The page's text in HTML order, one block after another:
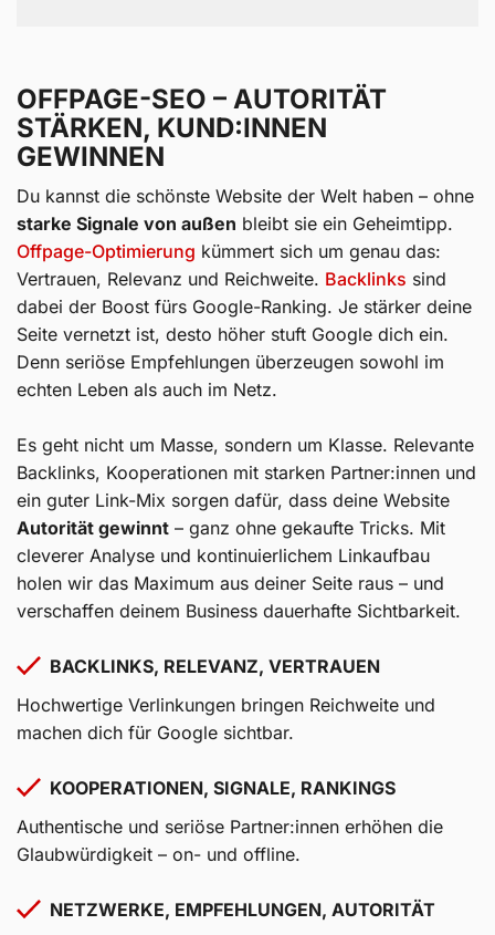
OFFPAGE-SEO – AUTORITÄT
STÄRKEN, KUND:INNEN
GEWINNEN
Du kannst die schönste Website der Welt haben – ohne
starke Signale von außen bleibt sie ein Geheimtipp.
Offpage-Optimierung kümmert sich um genau das:
Vertrauen, Relevanz und Reichweite. Backlinks sind
dabei der Boost fürs Google-Ranking. Je stärker deine
Seite vernetzt ist, desto höher stuft Google dich ein.
Denn seriöse Empfehlungen überzeugen sowohl im
echten Leben als auch im Netz.
Es geht nicht um Masse, sondern um Klasse. Relevante
Backlinks, Kooperationen mit starken Partner:innen und
ein guter Link-Mix sorgen dafür, dass deine Website
Autorität gewinnt – ganz ohne gekaufte Tricks. Mit
cleverer Analyse und kontinuierlichem Linkaufbau
holen wir das Maximum aus deiner Seite raus – und
verschaffen deinem Business dauerhafte Sichtbarkeit.
BACKLINKS, RELEVANZ, VERTRAUEN
Hochwertige Verlinkungen bringen Reichweite und
machen dich für Google sichtbar.
KOOPERATIONEN, SIGNALE, RANKINGS
Authentische und seriöse Partner:innen erhöhen die
Glaubwürdigkeit – on- und offline.
NETZWERKE, EMPFEHLUNGEN, AUTORITÄT